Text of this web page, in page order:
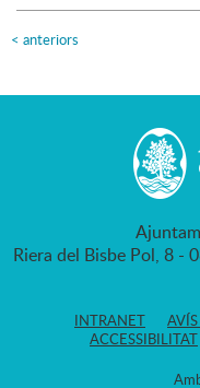
< anteriors
Riera del Bisbe Pol, 8 -
INTRANET
ACCESSIBILITAT